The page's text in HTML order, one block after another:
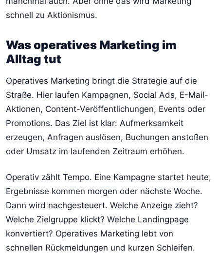
schnell zu Aktionismus.
Was operatives Marketing im
Alltag tut
Operatives Marketing bringt die Strategie auf die
Straße. Hier laufen Kampagnen, Social Ads, E-Mail-
Aktionen, Content-Veröffentlichungen, Events oder
Promotions. Das Ziel ist klar: Aufmerksamkeit
erzeugen, Anfragen auslösen, Buchungen anstoßen
oder Umsatz im laufenden Zeitraum erhöhen.
Operativ zählt Tempo. Eine Kampagne startet heute,
Ergebnisse kommen morgen oder nächste Woche.
Dann wird nachgesteuert. Welche Anzeige zieht?
Welche Zielgruppe klickt? Welche Landingpage
konvertiert? Operatives Marketing lebt von
schnellen Rückmeldungen und kurzen Schleifen.